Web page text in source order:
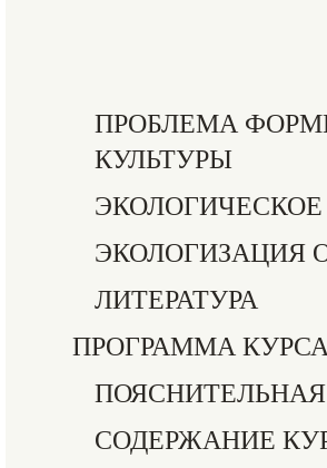
ПРОБЛЕМА
КУЛЬТУРЫ
ЭКОЛОГИЗАЦИЯ
ЛИТЕРАТУРА
ПРОГРАММА
СОДЕРЖАНИЕ